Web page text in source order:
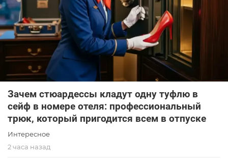
Зачем стюардессы кладут одну туфлю в
сейф в номере отеля: профессиональный
трюк, который пригодится всем в отпуске
Интересное
2 часа назад